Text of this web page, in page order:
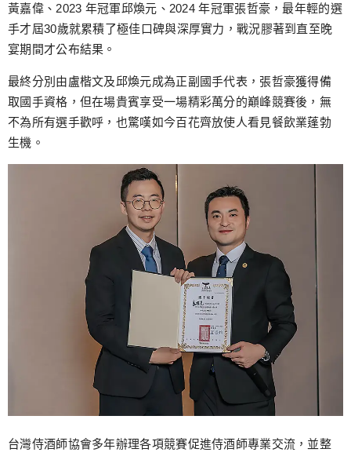
黃嘉偉、2023 年冠軍邱煥元、2024 年冠軍張哲豪，最年輕的選
手才屆30歲就累積了極佳口碑與深厚實力，戰況膠著到直至晚
宴期間才公布結果。
最終分別由盧楷文及邱煥元成為正副國手代表，張哲豪獲得備
取國手資格，但在場貴賓享受一場精彩萬分的巔峰競賽後，無
不為所有選手歡呼，也驚嘆如今百花齊放使人看見餐飲業蓬勃
生機。
台灣侍酒師協會多年辦理各項競賽促進侍酒師專業交流，並整